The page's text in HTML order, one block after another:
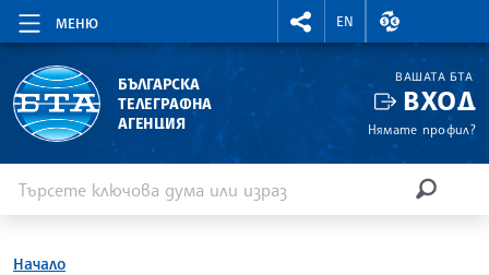
МЕНЮ
RIGHTMENU.SOCIAL
EN
ВАЛУТНИ
БЪЛГАРСКА
ТЕЛЕГРАФНА
АГЕНЦИЯ
ВАШАТА БТА
ВХОД
Нямате профил?
Начало